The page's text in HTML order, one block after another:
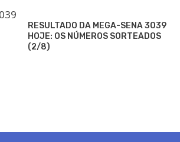
RESULTADO DA MEGA-SENA 3039
HOJE: OS NÚMEROS SORTEADOS
(2/8)